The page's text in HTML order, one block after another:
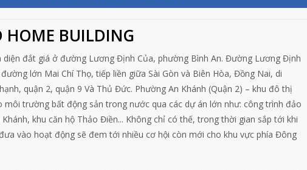
HOME BUILDING
đắt giá ở đường Lương Định Của, phường Bình An. Đường Lương Định
lớn Mai Chí Thọ, tiếp liền giữa Sài Gòn và Biên Hòa, Đồng Nai, di
quận 2, quận 9 Và Thủ Đức. Phường An Khánh (Quận 2) – khu đô thị
trường bất động sản trong nước qua các dự án lớn như: công trình đảo
khu căn hộ Thảo Điền... Không chỉ có thế, trong thời gian sắp tới khi
vào hoạt động sẽ đem tới nhiều cơ hội còn mới cho khu vực phía Đông